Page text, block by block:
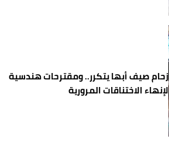
زحام صيف أبها يتكرر.. ومقترحات هندسية
لإنهاء الاختناقات المرورية